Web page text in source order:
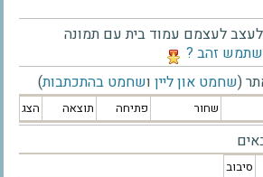
לעצמם עמוד בית עם תמונה
זהב ?‬
(שחמט און ליין ושחמט בהתכתבות)
שחור פתיחה תוצאה הצג
סיבוב